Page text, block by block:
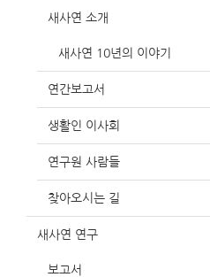
새사연 소개
새사연 10년의 이야기
연간보고서
생활인 이사회
연구원 사람들
찾아오시는 길
새사연 연구
보고서